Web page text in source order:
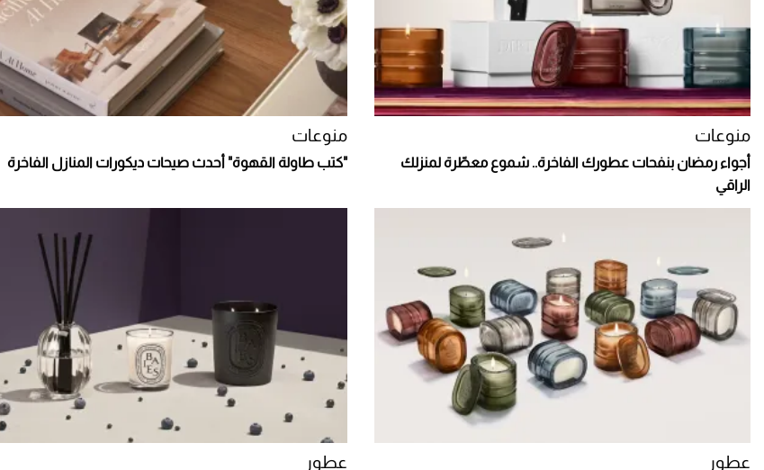
منوعات
أجواء رمضان بنفحات عطورك الفاخرة.. شموع معطّرة لمنزلك
الراقي
منوعات
"كتب طاولة القهوة" أحدث صيحات ديكورات المنازل الفاخرة
عطور عطور